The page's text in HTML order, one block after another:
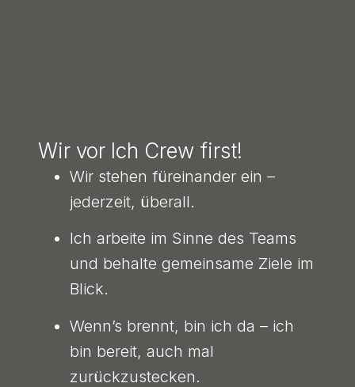
Wir vor Ich Crew first!
Wir stehen füreinander ein –
jederzeit, überall.
Ich arbeite im Sinne des Teams
und behalte gemeinsame Ziele im
Blick.
Wennʼs brennt, bin ich da – ich
bin bereit, auch mal
zurückzustecken.